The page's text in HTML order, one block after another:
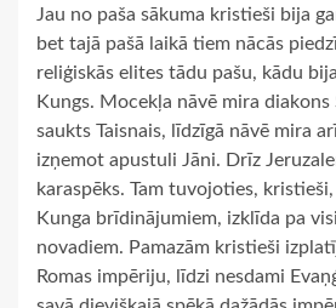
Jau no paša sākuma kristieši bija
bet tajā pašā laikā tiem nācās
reliģiskās elites tādu pašu, kādu
Kungs. Mocekļa nāvē mira diakons
saukts Taisnais, līdzīgā nāvē mira
izņemot apustuli Jāni. Drīz
karaspēks. Tam tuvojoties,
Kunga brīdinājumiem, izklīda pa
novadiem. Pamazām kristieši
Romas impēriju, līdzi nesdami